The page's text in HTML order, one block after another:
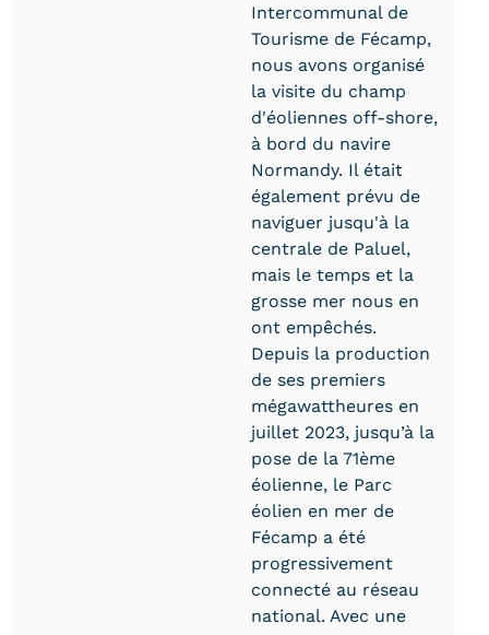
Intercommunal de
Tourisme de Fécamp,
nous avons organisé
la visite du champ
d'éoliennes off-shore,
à bord du navire
Normandy. Il était
également prévu de
naviguer jusqu'à la
centrale de Paluel,
mais le temps et la
grosse mer nous en
ont empêchés.
Depuis la production
de ses premiers
mégawattheures en
juillet 2023, jusqu’à la
pose de la 71ème
éolienne, le Parc
éolien en mer de
Fécamp a été
progressivement
connecté au réseau
national. Avec une